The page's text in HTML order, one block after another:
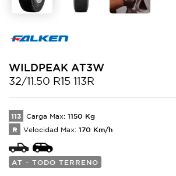
WILDPEAK AT3W
32/11.50 R15 113R
113 Carga Max: 1150 Kg
R Velocidad Max: 170 Km/h
AT - TODO TERRENO